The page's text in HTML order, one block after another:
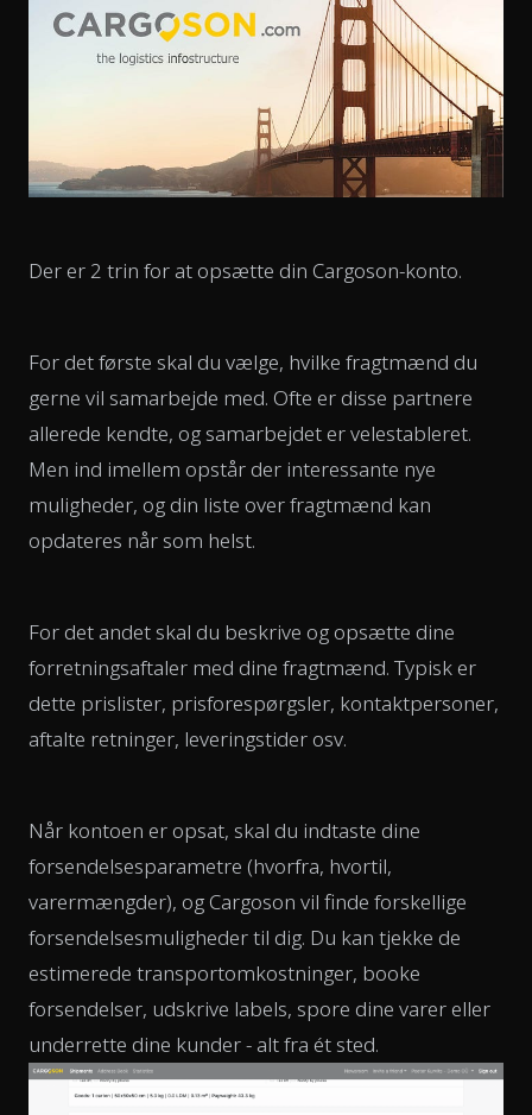
Der er 2 trin for at opsætte din Cargoson-konto.
For det første skal du vælge, hvilke fragtmænd du
gerne vil samarbejde med. Ofte er disse partnere
allerede kendte, og samarbejdet er velestableret.
Men ind imellem opstår der interessante nye
muligheder, og din liste over fragtmænd kan
opdateres når som helst.
For det andet skal du beskrive og opsætte dine
forretningsaftaler med dine fragtmænd. Typisk er
dette prislister, prisforespørgsler, kontaktpersoner,
aftalte retninger, leveringstider osv.
Når kontoen er opsat, skal du indtaste dine
forsendelsesparametre (hvorfra, hvortil,
varermængder), og Cargoson vil finde forskellige
forsendelsesmuligheder til dig. Du kan tjekke de
estimerede transportomkostninger, booke
forsendelser, udskrive labels, spore dine varer eller
underrette dine kunder - alt fra ét sted.